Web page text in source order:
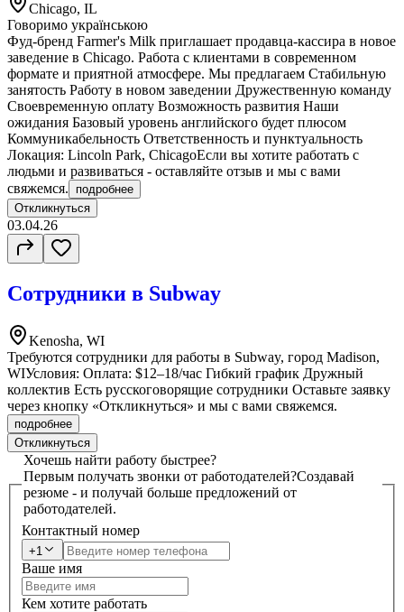
Chicago, IL
Говоримо українською
Фуд-бренд Farmer's Milk приглашает продавца-кассира в новое
заведение в Chicago. Работа с клиентами в современном
формате и приятной атмосфере. Мы предлагаем Стабильную
занятость Работу в новом заведении Дружественную команду
Своевременную оплату Возможность развития Наши
ожидания Базовый уровень английского будет плюсом
Коммуникабельность Ответственность и пунктуальность
Локация: Lincoln Park, ChicagoЕсли вы хотите работать с
людьми и развиваться - оставляйте отзыв и мы с вами
свяжемся.
подробнее
Откликнуться
03.04.26
Сотрудники в Subway
Kenosha, WI
Требуются сотрудники для работы в Subway, город Madison,
WIУсловия: Оплата: $12–18/час Гибкий график Дружный
коллектив Есть русскоговорящие сотрудники Оставьте заявку
через кнопку «Откликнуться» и мы с вами свяжемся.
подробнее
Откликнуться
Хочешь найти работу быстрее?
Первым получать звонки от работодателей?Создавай
резюме - и получай больше предложений от
работодателей.
Контактный номер
+1
Ваше имя
Кем хотите работать